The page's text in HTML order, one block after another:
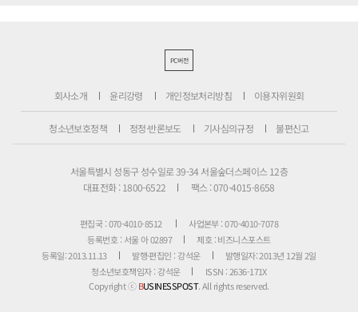
PC버전
회사소개 윤리강령 개인정보처리방침 이용자위원회
청소년보호정책 정정·반론보도 기사심의규정 불편신고
서울특별시 성동구 성수일로 39-34 서울숲더스페이스 12층
대표전화 : 1800-6522
팩스 : 070-4015-8658
편집국 : 070-4010-8512
사업본부 : 070-4010-7078
등록번호 : 서울 아 02897
제호 : 비즈니스포스트
등록일: 2013.11.13
발행·편집인 : 강석운
발행일자: 2013년 12월 2일
청소년보호책임자 : 강석운
ISSN : 2636-171X
Copyright ⓒBUSINESSPOST. All rights reserved.